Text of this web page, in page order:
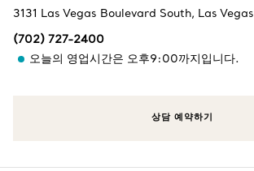
3131 Las Vegas Boulevard South, Las Vegas
(702) 727-2400
오늘의 영업시간은 오후9:00까지입니다.
상담 예약하기